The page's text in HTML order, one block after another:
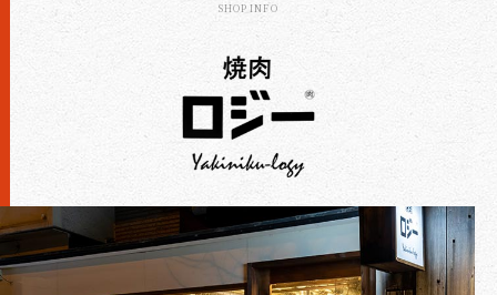
SHOP INFO